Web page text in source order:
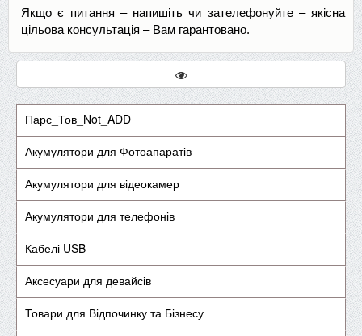
Якщо є питання – напишіть чи зателефонуйте – якісна
цільова консультація – Вам гарантовано.
Парс_Тов_Not_ADD
Акумулятори для Фотоапаратів
Акумулятори для відеокамер
Акумулятори для телефонів
Кабелі USB
Аксесуари для девайсів
Товари для Відпочинку та Бізнесу